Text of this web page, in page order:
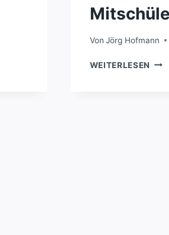
Von Jörg Hofmann
WEITERLESEN